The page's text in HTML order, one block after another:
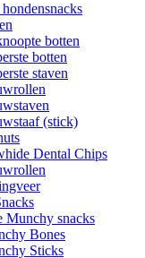
botten
botten
staven
(stick)
Dental Chips
Munchy snacks
Bones
Sticks